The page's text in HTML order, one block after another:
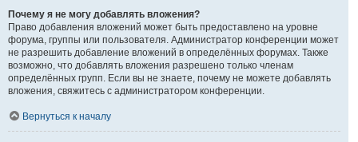
Почему я не могу добавлять вложения?
Право добавления вложений может быть предоставлено на уровне
форума, группы или пользователя. Администратор конференции может
не разрешить добавление вложений в определённых форумах. Также
возможно, что добавлять вложения разрешено только членам
определённых групп. Если вы не знаете, почему не можете добавлять
вложения, свяжитесь с администратором конференции.
Вернуться к началу